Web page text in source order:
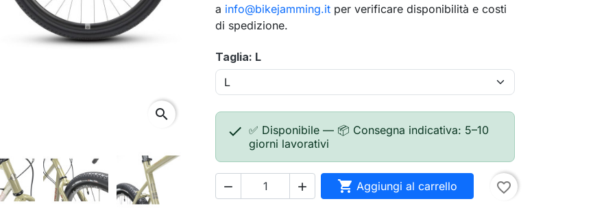
a info@bikejamming.it per verificare disponibilità e costi
di spedizione.
Taglia: L
 ✅ Disponibile — 📦 Consegna indicativa: 5–10
giorni lavorativi
   Aggiungi al carrello favorite_border